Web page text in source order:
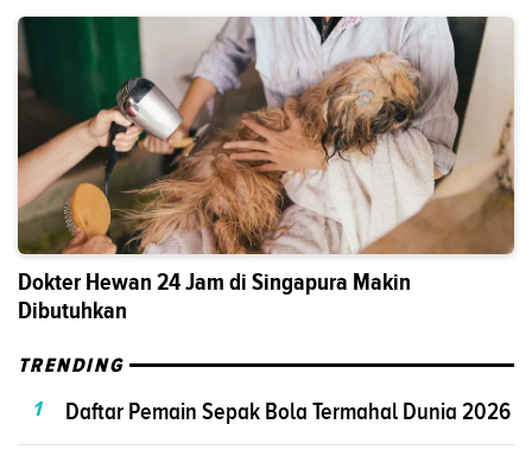
Dokter Hewan 24 Jam di Singapura Makin
Dibutuhkan
TRENDING
1
Daftar Pemain Sepak Bola Termahal Dunia 2026